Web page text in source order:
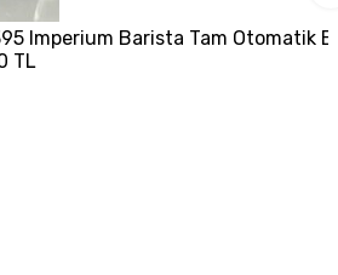
Imperium Barista Tam Otomatik
TL